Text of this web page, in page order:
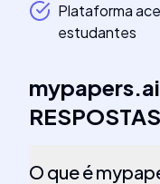
Plataforma
estudantes
mypapers.ai
RESPOSTAS
O que é